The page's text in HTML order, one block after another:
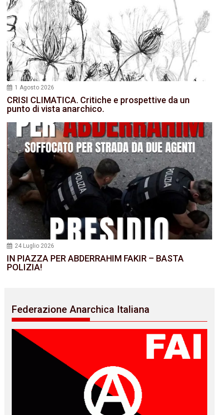
1 Agosto 2026
CRISI CLIMATICA. Critiche e prospettive da un
punto di vista anarchico.
24 Luglio 2026
IN PIAZZA PER ABDERRAHIM FAKIR – BASTA
POLIZIA!
Federazione Anarchica Italiana